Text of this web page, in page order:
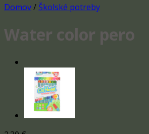
Domov/ Školské potreby
Water color pero